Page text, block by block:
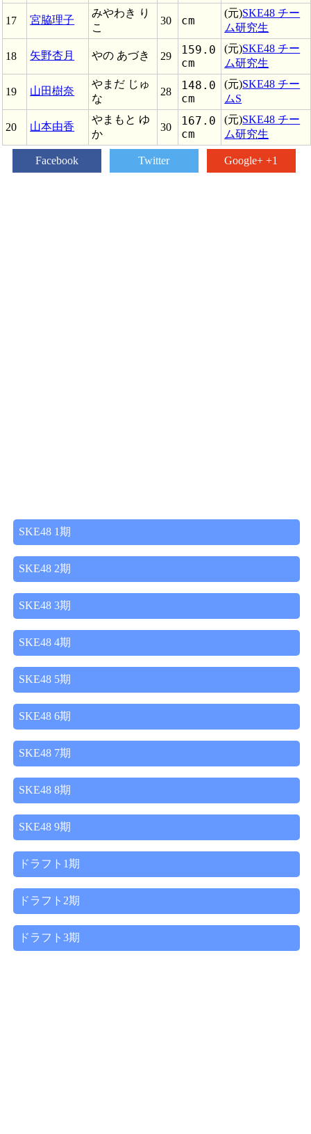
17 宮脇理子
みやわき り
こ
30 cm
(元)SKE48 チー
ム研究生
18 矢野杏月 やの あづき 29
159.0
cm
(元)SKE48 チー
ム研究生
19 山田樹奈
やまだ じゅ
な
28
148.0
cm
(元)SKE48 チー
ムS
20 山本由香
やまもと ゆ
か
30
167.0
cm
(元)SKE48 チー
ム研究生
Facebook Twitter Google+ +1
SKE48 1期
SKE48 2期
SKE48 3期
SKE48 4期
SKE48 5期
SKE48 6期
SKE48 7期
SKE48 8期
SKE48 9期
ドラフト1期
ドラフト2期
ドラフト3期